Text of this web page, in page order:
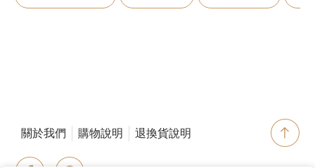
關於我們 購物說明 退換貨說明